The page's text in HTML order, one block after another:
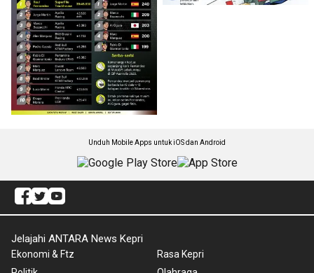
Unduh Mobile Apps untuk iOS dan Android
Jelajahi ANTARA News Kepri
Ekonomi & Ftz
Rasa Kepri